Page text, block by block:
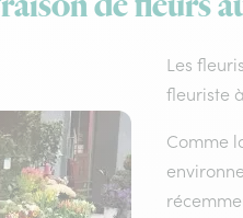
Les
fleuriste
Comme